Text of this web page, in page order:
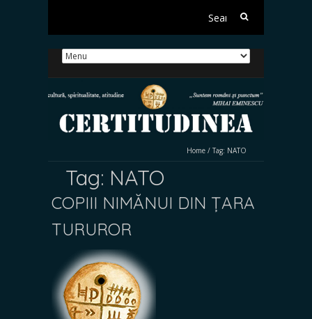
Search
Home / Tag: NATO
Tag: NATO
COPIII NIMĂNUI DIN ȚARA
TURUROR